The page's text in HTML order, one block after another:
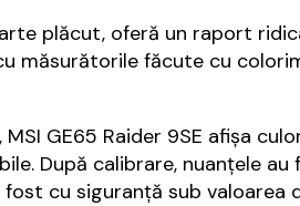
plăcut, oferă un raport
măsurătorile făcute cu
GE65 Raider 9SE afișa
După calibrare, nuanțele
fost cu siguranță sub